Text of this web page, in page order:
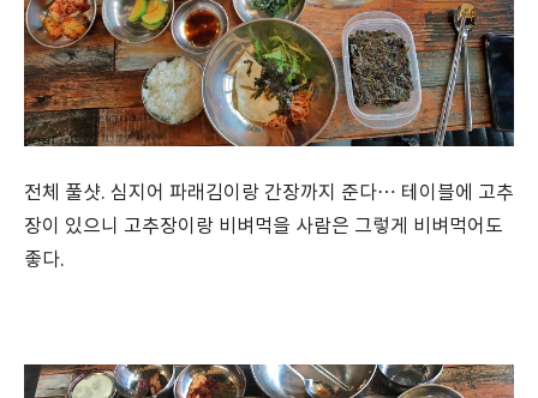
전체 풀샷. 심지어 파래김이랑 간장까지 준다… 테이블에 고추
장이 있으니 고추장이랑 비벼먹을 사람은 그렇게 비벼먹어도
좋다.